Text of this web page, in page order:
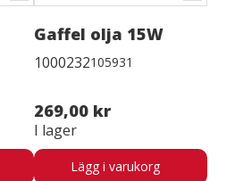
Gaffel olja 15W
1000232105931
269,00 kr
I lager
Lägg i varukorg